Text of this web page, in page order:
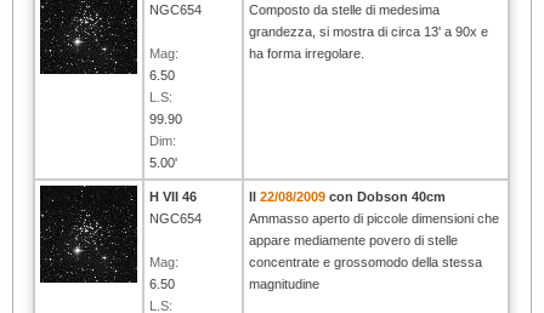
NGC654
Mag:
6.50
L.S:
99.90
Dim:
5.00'
Composto da stelle di medesima
grandezza, si mostra di circa 13' a 90x e
ha forma irregolare.
H VII 46
NGC654
Mag:
6.50
L.S:
Il22/08/2009 con Dobson 40cm
Ammasso aperto di piccole dimensioni che
appare mediamente povero di stelle
concentrate e grossomodo della stessa
magnitudine